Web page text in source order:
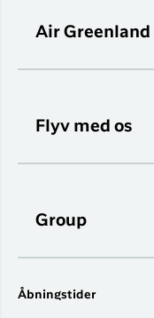
Air Greenland
Flyv med os
Group
Åbningstider